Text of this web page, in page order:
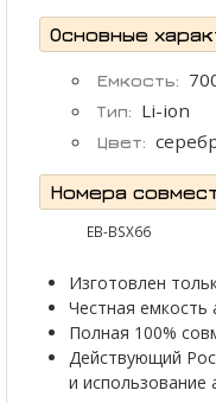
Основные
Емкость:
Тип: Li-ion
Цвет:
Номера
EB-BSX66
Изготовлен
Честная
Полная 100%
Действующий
и использование